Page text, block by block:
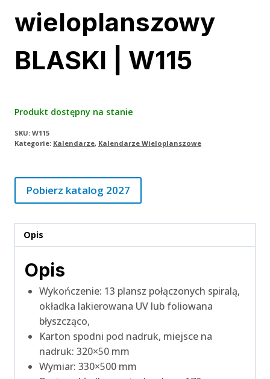
wieloplanszowy
BLASKI | W115
Produkt dostępny na stanie
SKU: W115
Kategorie: Kalendarze, Kalendarze Wieloplanszowe
Pobierz katalog 2027
Opis
Opis
Wykończenie: 13 plansz połączonych spiralą,
okładka lakierowana UV lub foliowana
błyszcząco,
Karton spodni pod nadruk, miejsce na
nadruk: 320×50 mm
Wymiar: 330×500 mm